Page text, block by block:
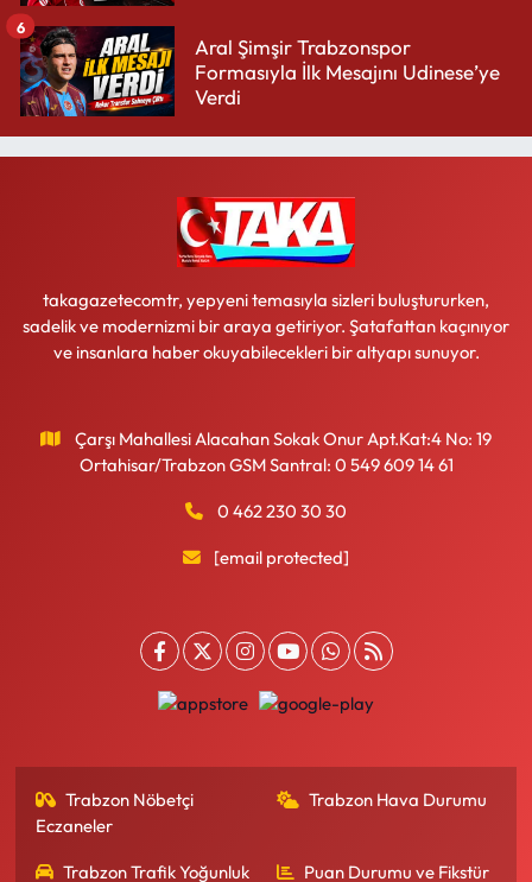
Aral Şimşir Trabzonspor
Formasıyla İlk Mesajını Udinese’ye
Verdi
6
takagazetecomtr, yepyeni temasıyla sizleri buluştururken,
sadelik ve modernizmi bir araya getiriyor. Şatafattan kaçınıyor
ve insanlara haber okuyabilecekleri bir altyapı sunuyor.
Çarşı Mahallesi Alacahan Sokak Onur Apt.Kat:4 No: 19
Ortahisar/Trabzon GSM Santral: 0 549 609 14 61
0 462 230 30 30
[email protected]
Trabzon Nöbetçi
Eczaneler
Trabzon Hava Durumu
Trabzon Trafik Yoğunluk Puan Durumu ve Fikstür